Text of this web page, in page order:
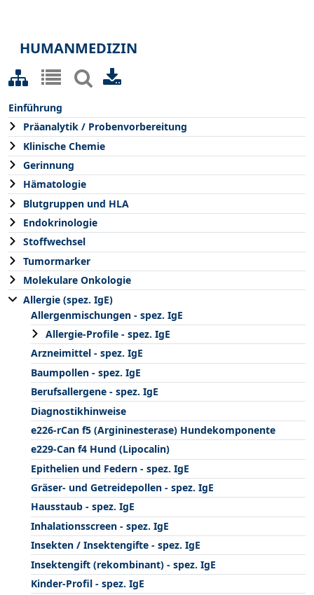
HUMANMEDIZIN
Einführung
Präanalytik / Probenvorbereitung
Klinische Chemie
Gerinnung
Hämatologie
Blutgruppen und HLA
Endokrinologie
Stoffwechsel
Tumormarker
Molekulare Onkologie
Allergie (spez. IgE)
Allergenmischungen - spez. IgE
Allergie-Profile - spez. IgE
Arzneimittel - spez. IgE
Baumpollen - spez. IgE
Berufsallergene - spez. IgE
Diagnostikhinweise
e226-rCan f5 (Argininesterase) Hundekomponente
e229-Can f4 Hund (Lipocalin)
Epithelien und Federn - spez. IgE
Gräser- und Getreidepollen - spez. IgE
Hausstaub - spez. IgE
Inhalationsscreen - spez. IgE
Insekten / Insektengifte - spez. IgE
Insektengift (rekombinant) - spez. IgE
Kinder-Profil - spez. IgE